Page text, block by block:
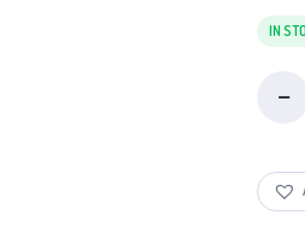
IN
Árvore
Do